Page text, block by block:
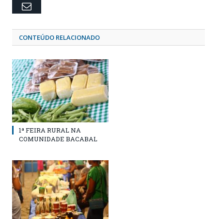
Email
CONTEÚDO RELACIONADO
1ª FEIRA RURAL NA
COMUNIDADE BACABAL